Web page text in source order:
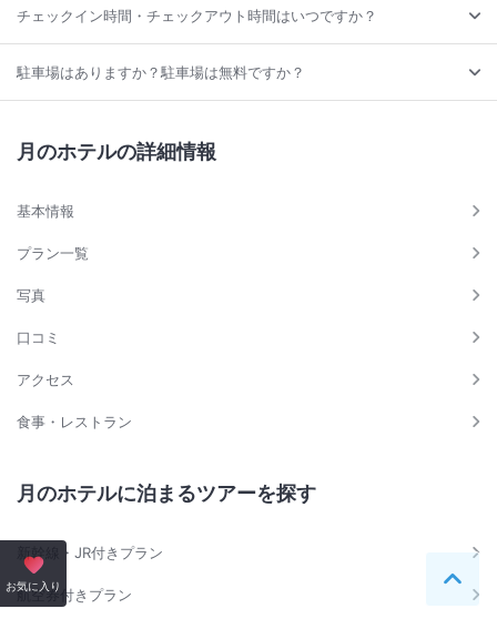
お気に入り ペー
チェックイン時間・チェックアウト時間はいつですか？
駐車場はありますか？駐車場は無料ですか？
月のホテルの詳細情報
基本情報
プラン一覧
写真
口コミ
アクセス
食事・レストラン
月のホテルに泊まるツアーを探す
新幹線・JR付きプラン
航空券付きプラン